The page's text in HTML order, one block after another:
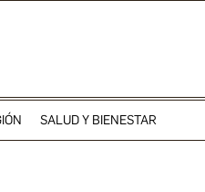
SALUD Y BIENESTAR